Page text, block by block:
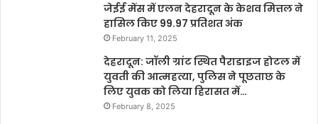
जेईई मेंस में एलन देहरादून के केशव मित्तल ने
हासिल किए 99.97 प्रतिशत अंक
February 11, 2025
देहरादून: जॉली ग्रांट स्थित पैराडाइज होटल में
युवती की आत्महत्या, पुलिस ने पूछताछ के
लिए युवक को लिया हिरासत में…
February 8, 2025